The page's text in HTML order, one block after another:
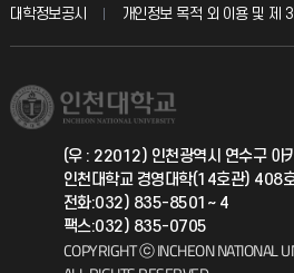
취업정보(학생)
학생서비스 지킴이
총동문회
교육혁신본부
국제지원과
공자아카데미
기초교육원
대학정보공시
개인정보 목적 외 이용 및 제
(우 : 22012) 인천광역시 연수구 아
인천대학교 경영대학(14호관) 408
전화:032) 835-8501~ 4
팩스:032) 835-0705
COPYRIGHT ⓒ INCHEON NATIONAL